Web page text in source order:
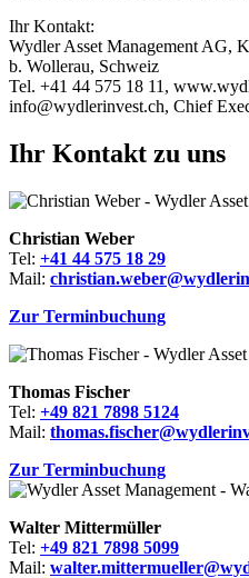
Ihr Kontakt:
Wydler Asset Management AG,
b. Wollerau, Schweiz
Tel. +41 44 575 18 11,
info@wydlerinvest.ch, Chief
Ihr Kontakt zu uns
Christian Weber
Tel: +41 44 575 18 29
Mail:
Zur Terminbuchung
Thomas Fischer
Tel: +49 821 7898 5124
Mail:
Zur Terminbuchung
Walter Mittermüller
Tel: +49 821 7898 5099
Mail: